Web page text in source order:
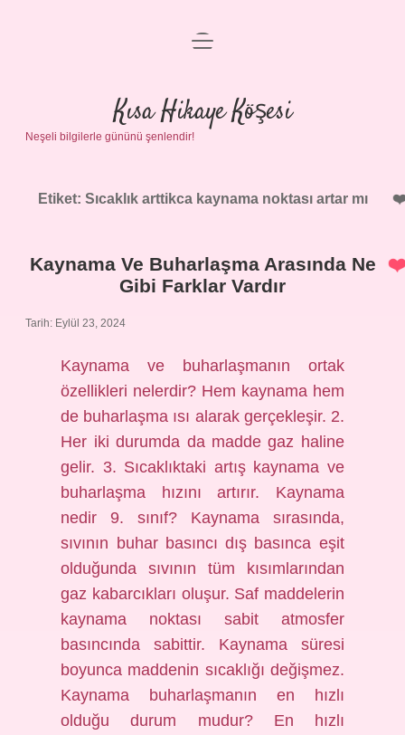
Anasayfa
Gizlilik Politikası
Yasal Uyarı
menüyü
Kısa Hikaye Köşesi
Neşeli bilgilerle gününü şenlendir!
Etiket: Sıcaklık arttikca kaynama noktası artar mı
Kaynama Ve Buharlaşma Arasında Ne
Gibi Farklar Vardır
Tarih: Eylül 23, 2024
Kaynama ve buharlaşmanın ortak
özellikleri nelerdir? Hem kaynama hem
de buharlaşma ısı alarak gerçekleşir. 2.
Her iki durumda da madde gaz haline
gelir. 3. Sıcaklıktaki artış kaynama ve
buharlaşma hızını artırır. Kaynama
nedir 9. sınıf? Kaynama sırasında,
sıvının buhar basıncı dış basınca eşit
olduğunda sıvının tüm kısımlarından
gaz kabarcıkları oluşur. Saf maddelerin
kaynama noktası sabit atmosfer
basıncında sabittir. Kaynama süresi
boyunca maddenin sıcaklığı değişmez.
Kaynama buharlaşmanın en hızlı
olduğu durum mudur? En hızlı